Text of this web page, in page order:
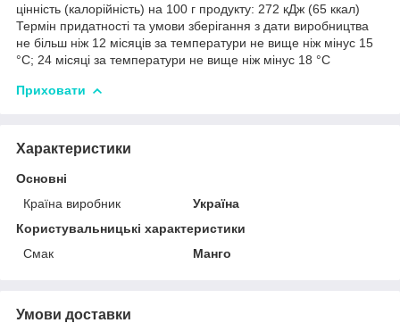
цінність (калорійність) на 100 г продукту: 272 кДж (65 ккал)
Термін придатності та умови зберігання з дати виробництва
не більш ніж 12 місяців за температури не вище ніж мінус 15
°C; 24 місяці за температури не вище ніж мінус 18 °C
Приховати
Характеристики
Основні
Країна виробник
Україна
Користувальницькі характеристики
Смак
Манго
Умови доставки